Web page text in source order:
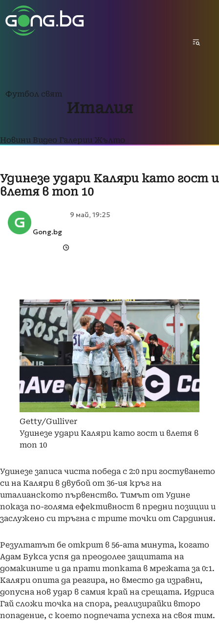
Футбол свят
Италия
Новини Видео Галерии Жълто
Удинезе удари Каляри като гост и
влетя в топ 10
Gong.bg
9 май, 19:25
Getty/Gulliver
Удинезе удари Каляри като гост и влетя в
топ 10
Удинезе записа чиста победа с 2:0 при гостуването
си на Каляри в двубой от 36-ия кръг на
италианското първенство. Тимът от Удине
показа по-голяма ефективност в предни позиции и
заслужено си тръгна с трите точки от Сардиния.
Резултатът бе открит в 56-ата минута, когато
Адам Букса успя да преодолее защитата на
домакините и да прати топката в мрежата за 0:1.
Каляри опита да реагира, но вместо да изравни,
допусна нов удар в самия край на срещата. Идриса
Гай сложи точка на спора, реализирайки второ
попадение, с което подпечата успеха на своя тим.